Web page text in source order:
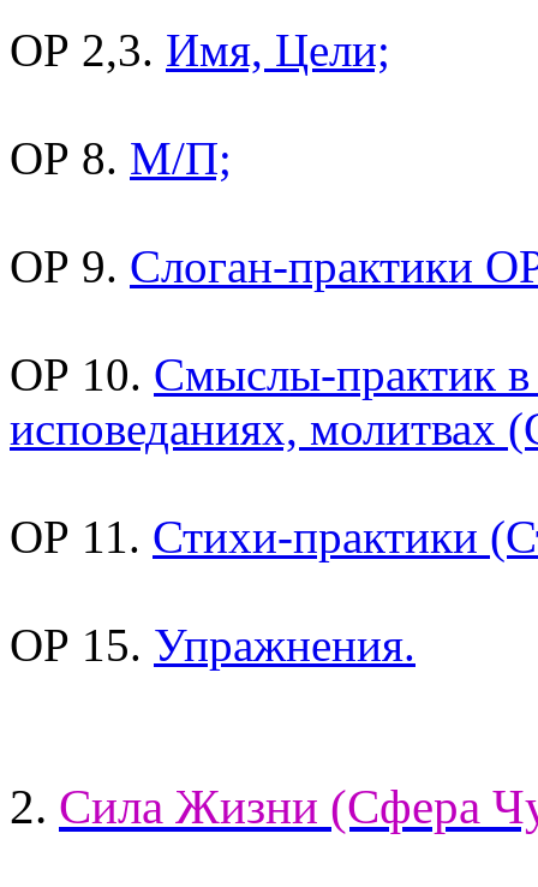
ОР 2,3. Имя, Цели;
ОР 8. М/П;
ОР 9. Слоган-практики
ОР 10. Смыслы-практик в
исповеданиях,
ОР 11. Стихи-практики
ОР 15. Упражнения.
2. Сила Жизни (Сфера